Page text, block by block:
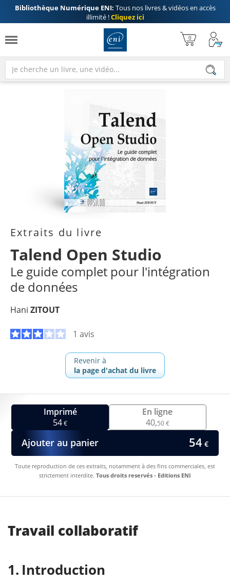
Bibliothèque Numérique ENI: Tous nos livres & vidéos en accès
illimité !Cliquez ici
Extraits du livre
Talend Open Studio
Le guide complet pour l'intégration
de données
Hani ZITOUT
1 avis
Revenir à
la page d'achat du livre
Imprimé
54€
En ligne
40,50 €
Ajouter au panier 54€
Toute reproduction de ces extraits, notamment à des fins commerciales, est
strictement interdite. Tous droits reservés - Editions ENI
Travail collaboratif
Introduction